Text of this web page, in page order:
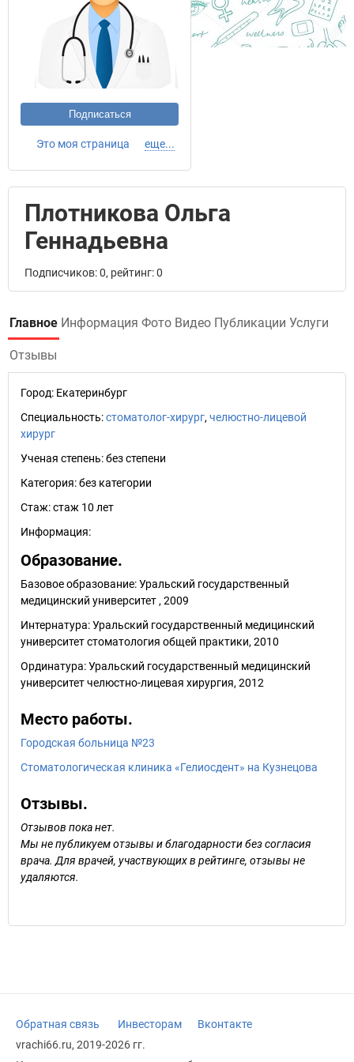
Подписаться
Это моя страница еще...
Плотникова Ольга
Геннадьевна
Подписчиков: 0, рейтинг: 0
Главное Информация Фото Видео Публикации Услуги
Отзывы
Город: Екатеринбург
Специальность:стоматолог-хирург, челюстно-лицевой
хирург
Ученая степень:без степени
Категория:без категории
Стаж:стаж 10 лет
Информация:
Образование.
Базовое образование: Уральский государственный
медицинский университет , 2009
Интернатура: Уральский государственный медицинский
университет стоматология общей практики, 2010
Ординатура: Уральский государственный медицинский
университет челюстно-лицевая хирургия, 2012
Место работы.
Городская больница №23
Стоматологическая клиника «Гелиосдент» на Кузнецова
Отзывы.
Отзывов пока нет.
Мы не публикуем отзывы и благодарности без согласия
врача. Для врачей, участвующих в рейтинге, отзывы не
удаляются.
Обратная связь Инвесторам
Вконтакте
vrachi66.ru, 2019-2026 гг.